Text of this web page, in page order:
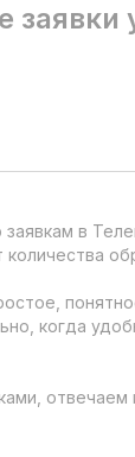
в
когда